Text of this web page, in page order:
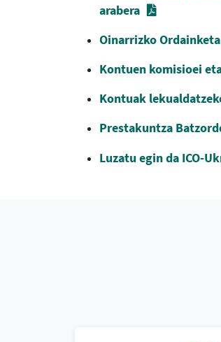
arabera
Oinarrizko
Kontuen komisioei
Kontuak
Prestakuntza
Luzatu egin da ICO-